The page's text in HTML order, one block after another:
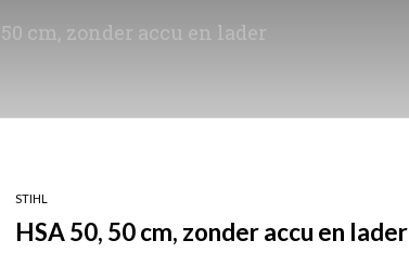
50 cm, zonder accu en lader
STIHL
HSA 50, 50 cm, zonder accu en lader